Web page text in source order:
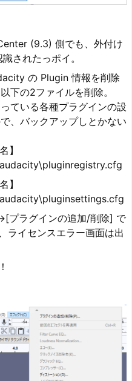
(9.3) 側でも、外付け
されたっポイ。
の Plugin 情報を削除
下の2ファイルを削除。
ている各種プラグインの設
、バックアップしとかない
】
】
プラグインの追加/削除] で
ライセンスエラー画面は出